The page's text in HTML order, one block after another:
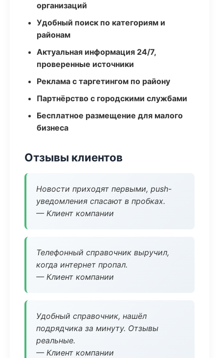
организаций
Удобный поиск по категориям и
районам
Актуальная информация 24/7,
проверенные источники
Реклама с таргетингом по району
Партнёрство с городскими службами
Бесплатное размещение для малого
бизнеса
Отзывы клиентов
Новости приходят первыми, push-
уведомления спасают в пробках.
— Клиент компании
Телефонный справочник выручил,
когда интернет пропал.
— Клиент компании
Удобный справочник, нашёл
подрядчика за минуту. Отзывы
реальные.
— Клиент компании